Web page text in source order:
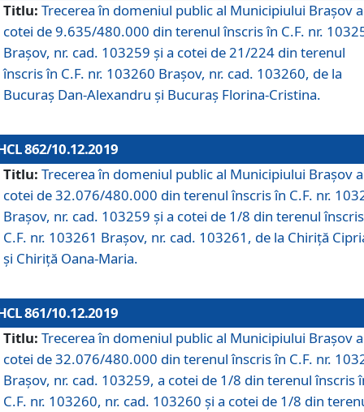
Titlu: Trecerea în domeniul public al Municipiului Braşov a
cotei de 9.635/480.000 din terenul înscris în C.F. nr.
Brașov, nr. cad. 103259 și a cotei de 21/224 din terenul
înscris în C.F. nr. 103260 Brașov, nr. cad. 103260, de la
Bucuraș Dan-Alexandru și Bucuraș Florina-Cristina.
862/10.12.2019
Titlu: Trecerea în domeniul public al Municipiului Braşov a
cotei de 32.076/480.000 din terenul înscris în C.F. nr.
Brașov, nr. cad. 103259 și a cotei de 1/8 din terenul
C.F. nr. 103261 Brașov, nr. cad. 103261, de la Chiriță
și Chiriță Oana-Maria.
861/10.12.2019
Titlu: Trecerea în domeniul public al Municipiului Braşov a
cotei de 32.076/480.000 din terenul înscris în C.F. nr.
Brașov, nr. cad. 103259, a cotei de 1/8 din terenul înscris
C.F. nr. 103260, nr. cad. 103260 și a cotei de 1/8 din